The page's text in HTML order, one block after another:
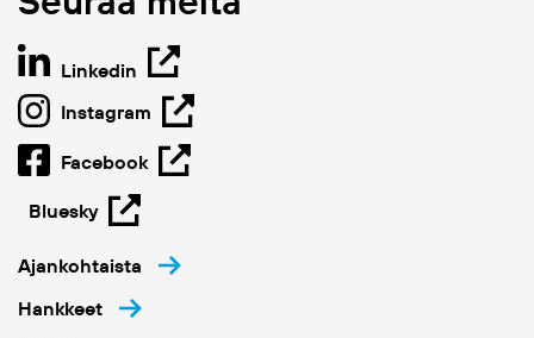
Linkedin
Instagram
Facebook
Bluesky
Ajankohtaista
Hankkeet